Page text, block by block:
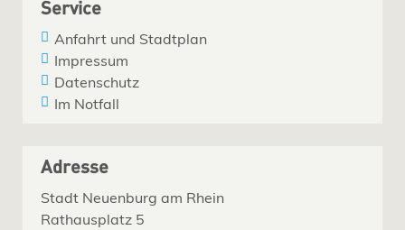
Service
Anfahrt und Stadtplan
Impressum
Datenschutz
Im Notfall
Adresse
Stadt Neuenburg am Rhein
Rathausplatz 5